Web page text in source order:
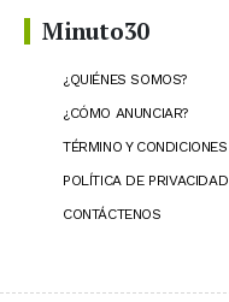
Minuto30
¿QUIÉNES SOMOS?
¿CÓMO ANUNCIAR?
TÉRMINO Y CONDICIONES
POLÍTICA DE PRIVACIDAD
CONTÁCTENOS